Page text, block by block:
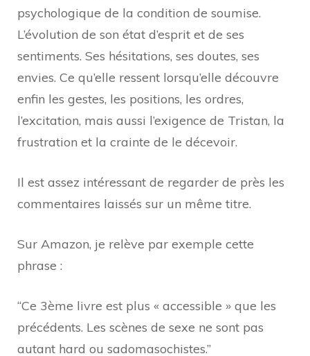
psychologique de la condition de soumise.
L’évolution de son état d’esprit et de ses
sentiments. Ses hésitations, ses doutes, ses
envies. Ce qu’elle ressent lorsqu’elle découvre
enfin les gestes, les positions, les ordres,
l’excitation, mais aussi l’exigence de Tristan, la
frustration et la crainte de le décevoir.
Il est assez intéressant de regarder de près les
commentaires laissés sur un même titre.
Sur Amazon, je relève par exemple cette
phrase :
“Ce 3ème livre est plus « accessible » que les
précédents. Les scènes de sexe ne sont pas
autant hard ou sadomasochistes.”